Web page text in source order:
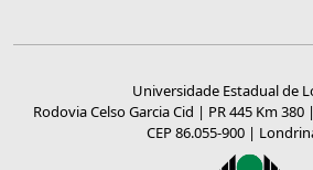
Universidade Estadual de
Rodovia Celso Garcia Cid | PR 445 Km
CEP 86.055-900 |